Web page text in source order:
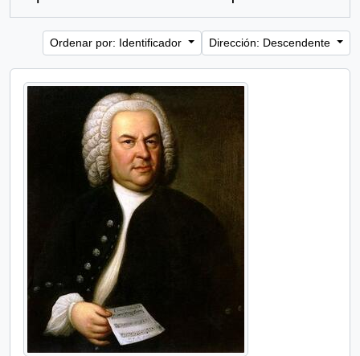
Ordenar por: Identificador Dirección: Descendente